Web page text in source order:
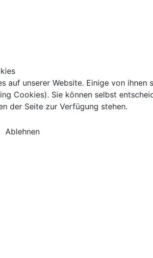
auf unserer Website. Einige von
Cookies). Sie können selbst
der Seite zur Verfügung stehen.
Ablehnen